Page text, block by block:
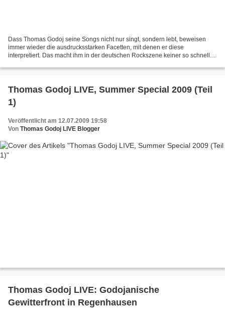
Dass Thomas Godoj seine Songs nicht nur singt, sondern lebt, beweisen
immer wieder die ausdrucksstarken Facetten, mit denen er diese
interpretiert. Das macht ihm in der deutschen Rockszene keiner so schnell
Thomas Godoj LIVE, Summer Special 2009 (Teil
1)
Veröffentlicht am 12.07.2009 19:58
Von Thomas Godoj LIVE Blogger
Thomas Godoj LIVE: Godojanische
Gewitterfront in Regenhausen